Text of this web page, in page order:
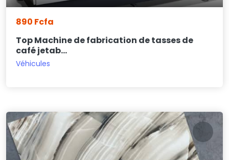
890 Fcfa
Top Machine de fabrication de tasses de
café jetab...
Véhicules